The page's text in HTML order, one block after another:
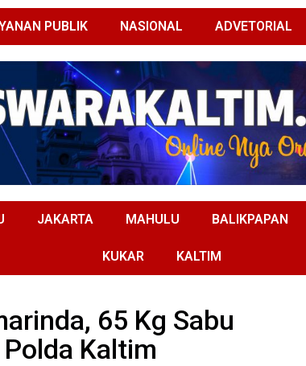
PUBLIK NASIONAL ADVETORIAL
JAKARTA MAHULU BALIKPAPAN
KUKAR KALTIM
65 Kg Sabu
Kaltim